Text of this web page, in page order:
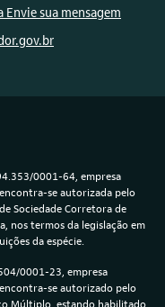
Envie sua mensagem
0001-64, empresa
se autorizada pelo
Sociedade Corretora de
nos termos da legislação em
da espécie.
0001-23, empresa
se autorizado pelo
Múltiplo, estando habilitado,